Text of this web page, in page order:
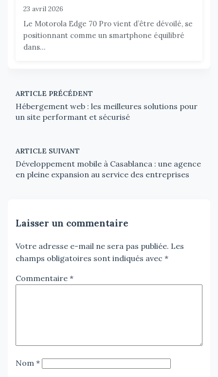
23 avril 2026
Le Motorola Edge 70 Pro vient d’être dévoilé, se
positionnant comme un smartphone équilibré
dans...
ARTICLE PRÉCÉDENT
Hébergement web : les meilleures solutions pour
un site performant et sécurisé
ARTICLE SUIVANT
Développement mobile à Casablanca : une agence
en pleine expansion au service des entreprises
Laisser un commentaire
Votre adresse e-mail ne sera pas publiée. Les
champs obligatoires sont indiqués avec *
Commentaire *
Nom *